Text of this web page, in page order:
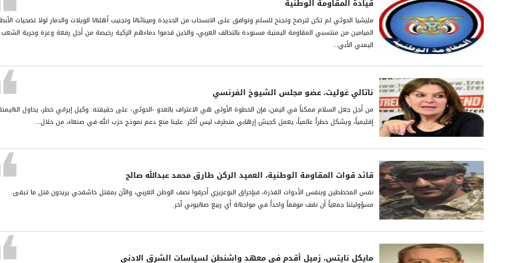
قيادة المقاومة الوطنية
مليشيا الحوثي لم تكن لترضخ وتجنح للسلم وتوافق على الانسحاب من الحديدة ومينائها وتجنيب أهلها الويلات والدمار لولا تضحيات
الميامين من منتسبي المقاومة اليمنية مسنودة بالتحالف العربي، والذين قدموا دماءهم الزكية رخيصة من أجل رفعة وعزة وحرية الشعب
اليمني الأبي...
ناتالي غوليت، عضو مجلس الشيوخ الفرنسي
من أجل جعل السلام ممكناً في اليمن، فإن الخطوة الأولى هي الاعتراف بالعدو -الحوثي- على حقيقته: وكيل إيراني خطر، يحاول
إقليمياً، ويشكل خطراً عالمياً، يعمل كجيش إرهابي متطرف ليس أكثر. علينا منع دعم نموذج حزب الله في صنعاء، من خلال...
قائد قوات المقاومة الوطنية، العميد الركن طارق محمد عبدالله صالح
نفس المخططين وبنفس الأدوات القذرة، فبإحراق البوعزيزي أحرقوا نصف الوطن العربي، والآن بمقتل خاشقجي يريدون قتل ما تبقى.
مسؤوليتنا جمعياً أن نقف موقفاً واحداً في مواجهة أي ربيع صهيوني آخر.
مايكل نايتس، زميل أقدم في معهد واشنطن لسياسات الشرق الادنى